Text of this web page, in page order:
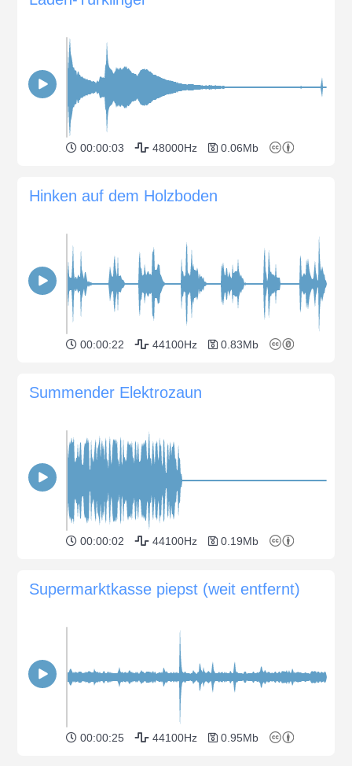
00:00:03 48000Hz 0.06Mb
Hinken auf dem Holzboden
00:00:22 44100Hz 0.83Mb
Summender Elektrozaun
00:00:02 44100Hz 0.19Mb
Supermarktkasse piepst (weit entfernt)
00:00:25 44100Hz 0.95Mb